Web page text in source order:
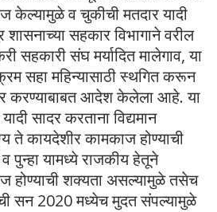
केल्यामुळे व चुकीची मतदार यादी
शासनाच्या सहकार विभागाने वरील
सहकारी संघ मर्यादित मालेगाव, या
सहा महिन्यासाठी स्थगित करून
करण्याबाबत आदेश केलेला आहे. या
सादर करताना विद्यमान
कायदेशीर कामकाज होण्याची
पुन्हा यामध्ये राजकीय हेतूने
होण्याची शक्यता असल्यामुळे तसेच
सन 2020 मध्येच मुदत संपल्यामुळे